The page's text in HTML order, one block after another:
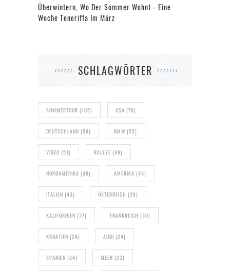
Überwintern, Wo Der Sommer Wohnt - Eine
Woche Teneriffa Im März
SCHLAGWÖRTER
SOMMERTOUR (105) USA (79)
DEUTSCHLAND (59) BMW (55)
VIDEO (51) RALLYE (49)
NORDAMERIKA (48) AMERIKA (48)
ITALIEN (43) ÖSTERREICH (38)
KALIFORNIEN (37) FRANKREICH (30)
KROATIEN (24) AUDI (24)
SPANIEN (24) MEER (23)